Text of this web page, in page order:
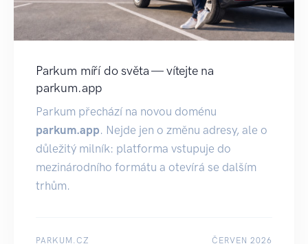
Parkum míří do světa — vítejte na
parkum.app
Parkum přechází na novou doménu
parkum.app. Nejde jen o změnu adresy, ale o
důležitý milník: platforma vstupuje do
mezinárodního formátu a otevírá se dalším
trhům.
PARKUM.CZ ČERVEN 2026